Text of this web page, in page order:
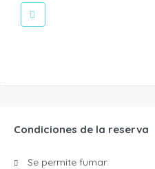
Condiciones de la reserva
Se permite fumar: